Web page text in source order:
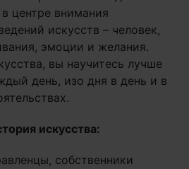
центре внимания
искусств – человек,
эмоции и желания.
вы научитесь лучше
день, изо дня в день и в
искусства:
собственники